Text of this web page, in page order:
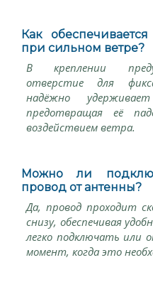
Как
при сильном ветре?
В креплении
отверстие для
надёжно
предотвращая её
воздействием ветра.
Можно ли
провод от антенны?
Да, провод проходит
снизу, обеспечивая
легко подключать или
момент, когда это